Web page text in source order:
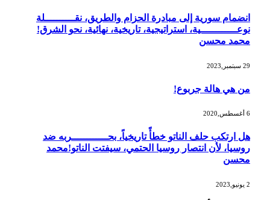
انضمام سورية إلى مبادرة الحزام والطريق، نقــــــــــلة
نوعــــــــــــية، استراتيجية، تاريخية، نهائية، نحو الشرق!
محمد محسن
29 سبتمبر,2023
من هي هالة جربوع!
هل ارتكب حلف الناتو خطأً تاريخياً، بحــــــــــــربه ضد
روسيا، لأن انتصار روسيا الحتمي، سيفتت الناتو!محمد
محسن